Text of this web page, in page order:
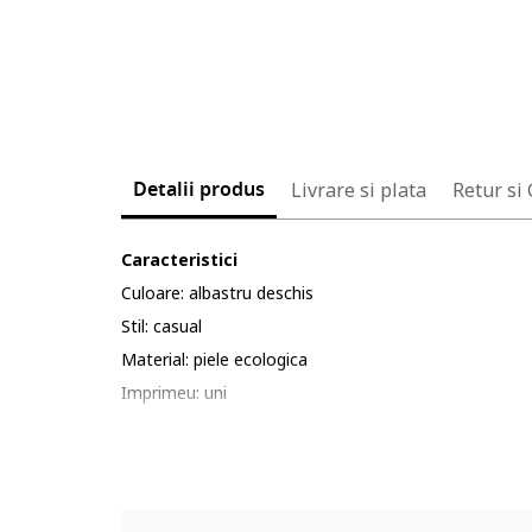
Detalii produs Livrare si plata Retur si
Caracteristici
Culoare: albastru deschis
Stil: casual
Material: piele ecologica
Imprimeu: uni